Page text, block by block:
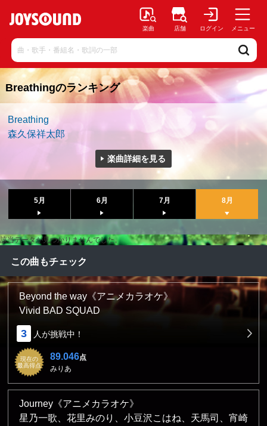
楽曲 店舗 ログイン メニュー
Breathingのランキング
Breathing
森久保祥太郎
楽曲詳細を見る
5月 6月 7月 8月
該当データが見つかりませんでした。
この曲もチェック
Beyond the way《アニメカラオケ》
Vivid BAD SQUAD
3 人が挑戦中！
現在の
最高得点
89.046点
みりあ
Journey《アニメカラオケ》
星乃一歌、花里みのり、小豆沢こはね、天馬司、宵崎